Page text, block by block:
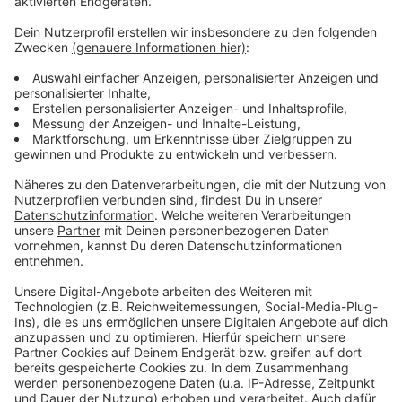
Es gibt diese Dinge im Leben, die können uns zur
Weißglut treiben. Bahnstreiks. Plötzlicher Schneefall.
Autofahren können. Menschen, die seltsame Wörter
benutzen. Wo andere sich vor Verzweiflung das
Gesicht bis zum Bauchnabel ziehen oder ihren Kopf
gegen die Wand hauen wollen, geht in eben diesem
zwischen wirren Gedanken und scharfer
Alltagsbeobachtung. Ein bisschen ausgeflippt,
meistens bunt und nie ganz ernst gemeint.